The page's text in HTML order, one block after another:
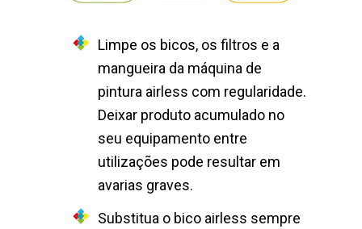
Limpe os bicos, os filtros e a
mangueira da máquina de
pintura airless com regularidade.
Deixar produto acumulado no
seu equipamento entre
utilizações pode resultar em
avarias graves.
Substitua o bico airless sempre